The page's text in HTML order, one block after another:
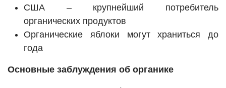
США – крупнейший потребитель
органических продуктов
Органические яблоки могут храниться до
года
Основные заблуждения об органике